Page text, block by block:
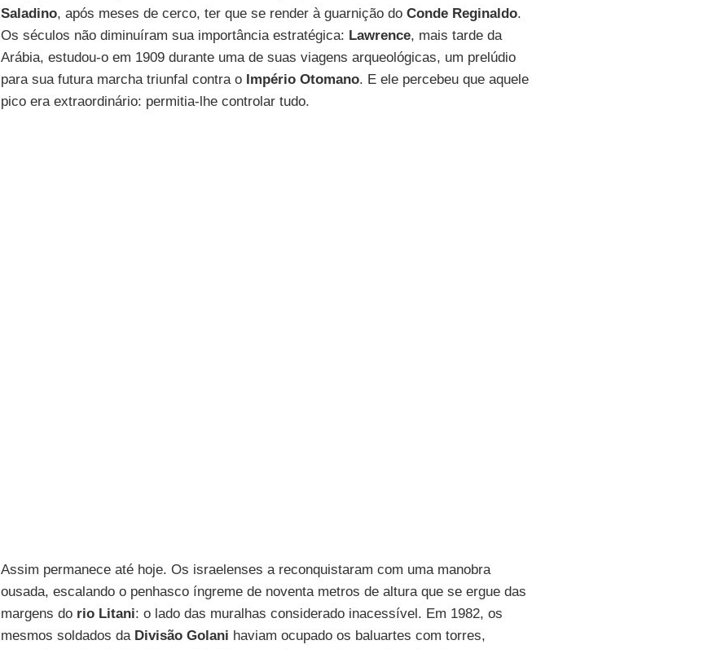
Saladino, após meses de cerco, ter que se render à guarnição doConde Reginaldo.
Os séculos não diminuíram sua importância estratégica: Lawrence, mais tarde da
Arábia, estudou-o em 1909 durante uma de suas viagens arqueológicas, um prelúdio
para sua futura marcha triunfal contra o Império Otomano. E ele percebeu que aquele
pico era extraordinário: permitia-lhe controlar tudo.
Assim permanece até hoje. Os israelenses a reconquistaram com uma manobra
ousada, escalando o penhasco íngreme de noventa metros de altura que se ergue das
margens do rio Litani: o lado das muralhas considerado inacessível. Em 1982, os
mesmos soldados daDivisão Golani haviam ocupado os baluartes com torres,